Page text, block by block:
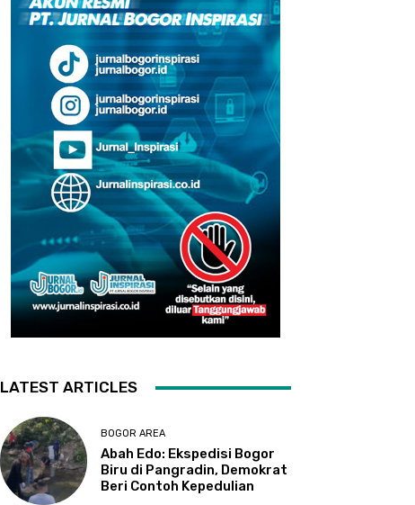
LATEST ARTICLES
BOGOR AREA
Abah Edo: Ekspedisi Bogor
Biru di Pangradin, Demokrat
Beri Contoh Kepedulian